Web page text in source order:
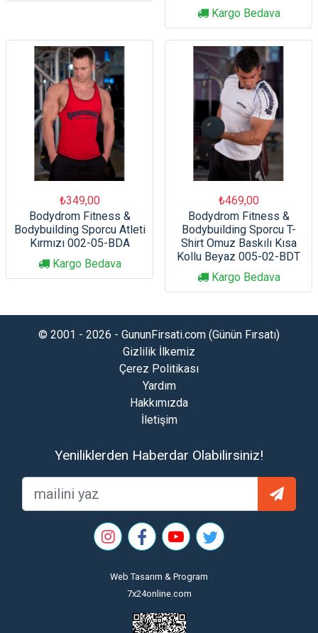
Kargo Bedava
₺349,00
Bodydrom Fitness &
Bodybuilding Sporcu Atleti
Kırmızı 002-05-BDA
Kargo Bedava
₺469,00
Bodydrom Fitness &
Bodybuilding Sporcu T-
Shirt Omuz Baskılı Kısa
Kollu Beyaz 005-02-BDT
Kargo Bedava
© 2001 - 2026 - GununFirsati.com (Günün Fırsatı)
Gizlilik İlkemiz
Çerez Politikası
Yardım
Hakkımızda
İletişim
Yeniliklerden Haberdar Olabilirsiniz!
Web Tasarım & Program
7x24online.com